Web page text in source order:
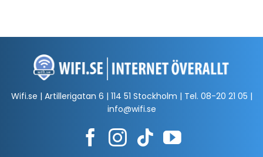
Wifi.se | Artillerigatan 6 | 114 51 Stockholm | Tel. 08-20 21 05 |
info@wifi.se